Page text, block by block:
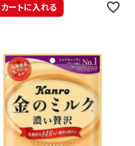
カートに入れる